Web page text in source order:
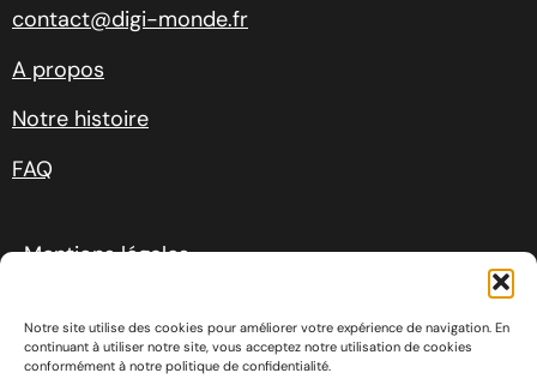
Notre site utilise des cookies pour améliorer votre expérience de navigation. En
continuant à utiliser notre site, vous acceptez notre utilisation de cookies
conformément à notre politique de confidentialité.
contact@digi-monde.fr
A propos
Notre histoire
FAQ
Mentions légales
Conditions générales de ventes